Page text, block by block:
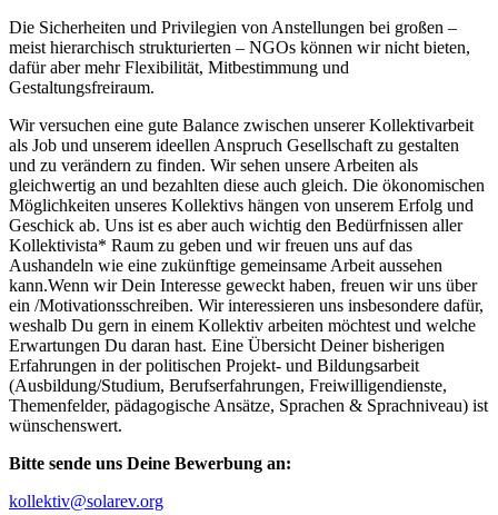
Die Sicherheiten und Privilegien von Anstellungen bei großen –
meist hierarchisch strukturierten – NGOs können wir nicht bieten,
dafür aber mehr Flexibilität, Mitbestimmung und
Gestaltungsfreiraum.
Wir versuchen eine gute Balance zwischen unserer Kollektivarbeit
als Job und unserem ideellen Anspruch Gesellschaft zu gestalten
und zu verändern zu finden. Wir sehen unsere Arbeiten als
gleichwertig an und bezahlten diese auch gleich. Die ökonomischen
Möglichkeiten unseres Kollektivs hängen von unserem Erfolg und
Geschick ab. Uns ist es aber auch wichtig den Bedürfnissen aller
Kollektivista* Raum zu geben und wir freuen uns auf das
Aushandeln wie eine zukünftige gemeinsame Arbeit aussehen
kann.Wenn wir Dein Interesse geweckt haben, freuen wir uns über
ein /Motivationsschreiben. Wir interessieren uns insbesondere dafür,
weshalb Du gern in einem Kollektiv arbeiten möchtest und welche
Erwartungen Du daran hast. Eine Übersicht Deiner bisherigen
Erfahrungen in der politischen Projekt- und Bildungsarbeit
(Ausbildung/Studium, Berufserfahrungen, Freiwilligendienste,
Themenfelder, pädagogische Ansätze, Sprachen & Sprachniveau) ist
wünschenswert.
Bitte sende uns Deine Bewerbung an:
kollektiv@solarev.org